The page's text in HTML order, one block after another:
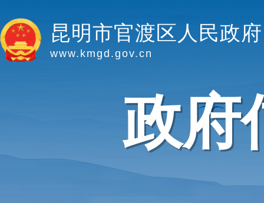
昆明市官渡区人民政府
www.kmgd.gov.cn
政府